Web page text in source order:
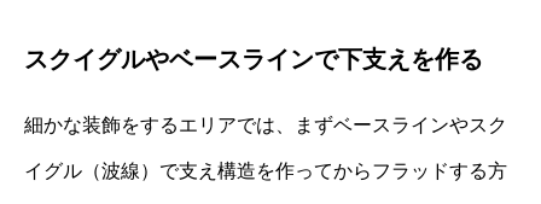
スクイグルやベースラインで下支えを作る
細かな装飾をするエリアでは、まずベースラインやスク
イグル（波線）で支え構造を作ってからフラッドする方